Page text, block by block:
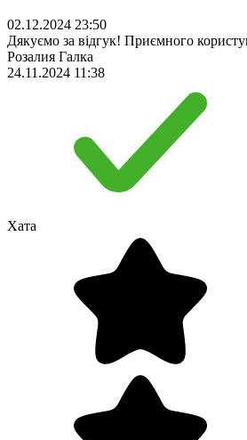
02.12.2024 23:50
Дякуємо за відгук! Приємного
Розалия Галка
24.11.2024 11:38
Хата